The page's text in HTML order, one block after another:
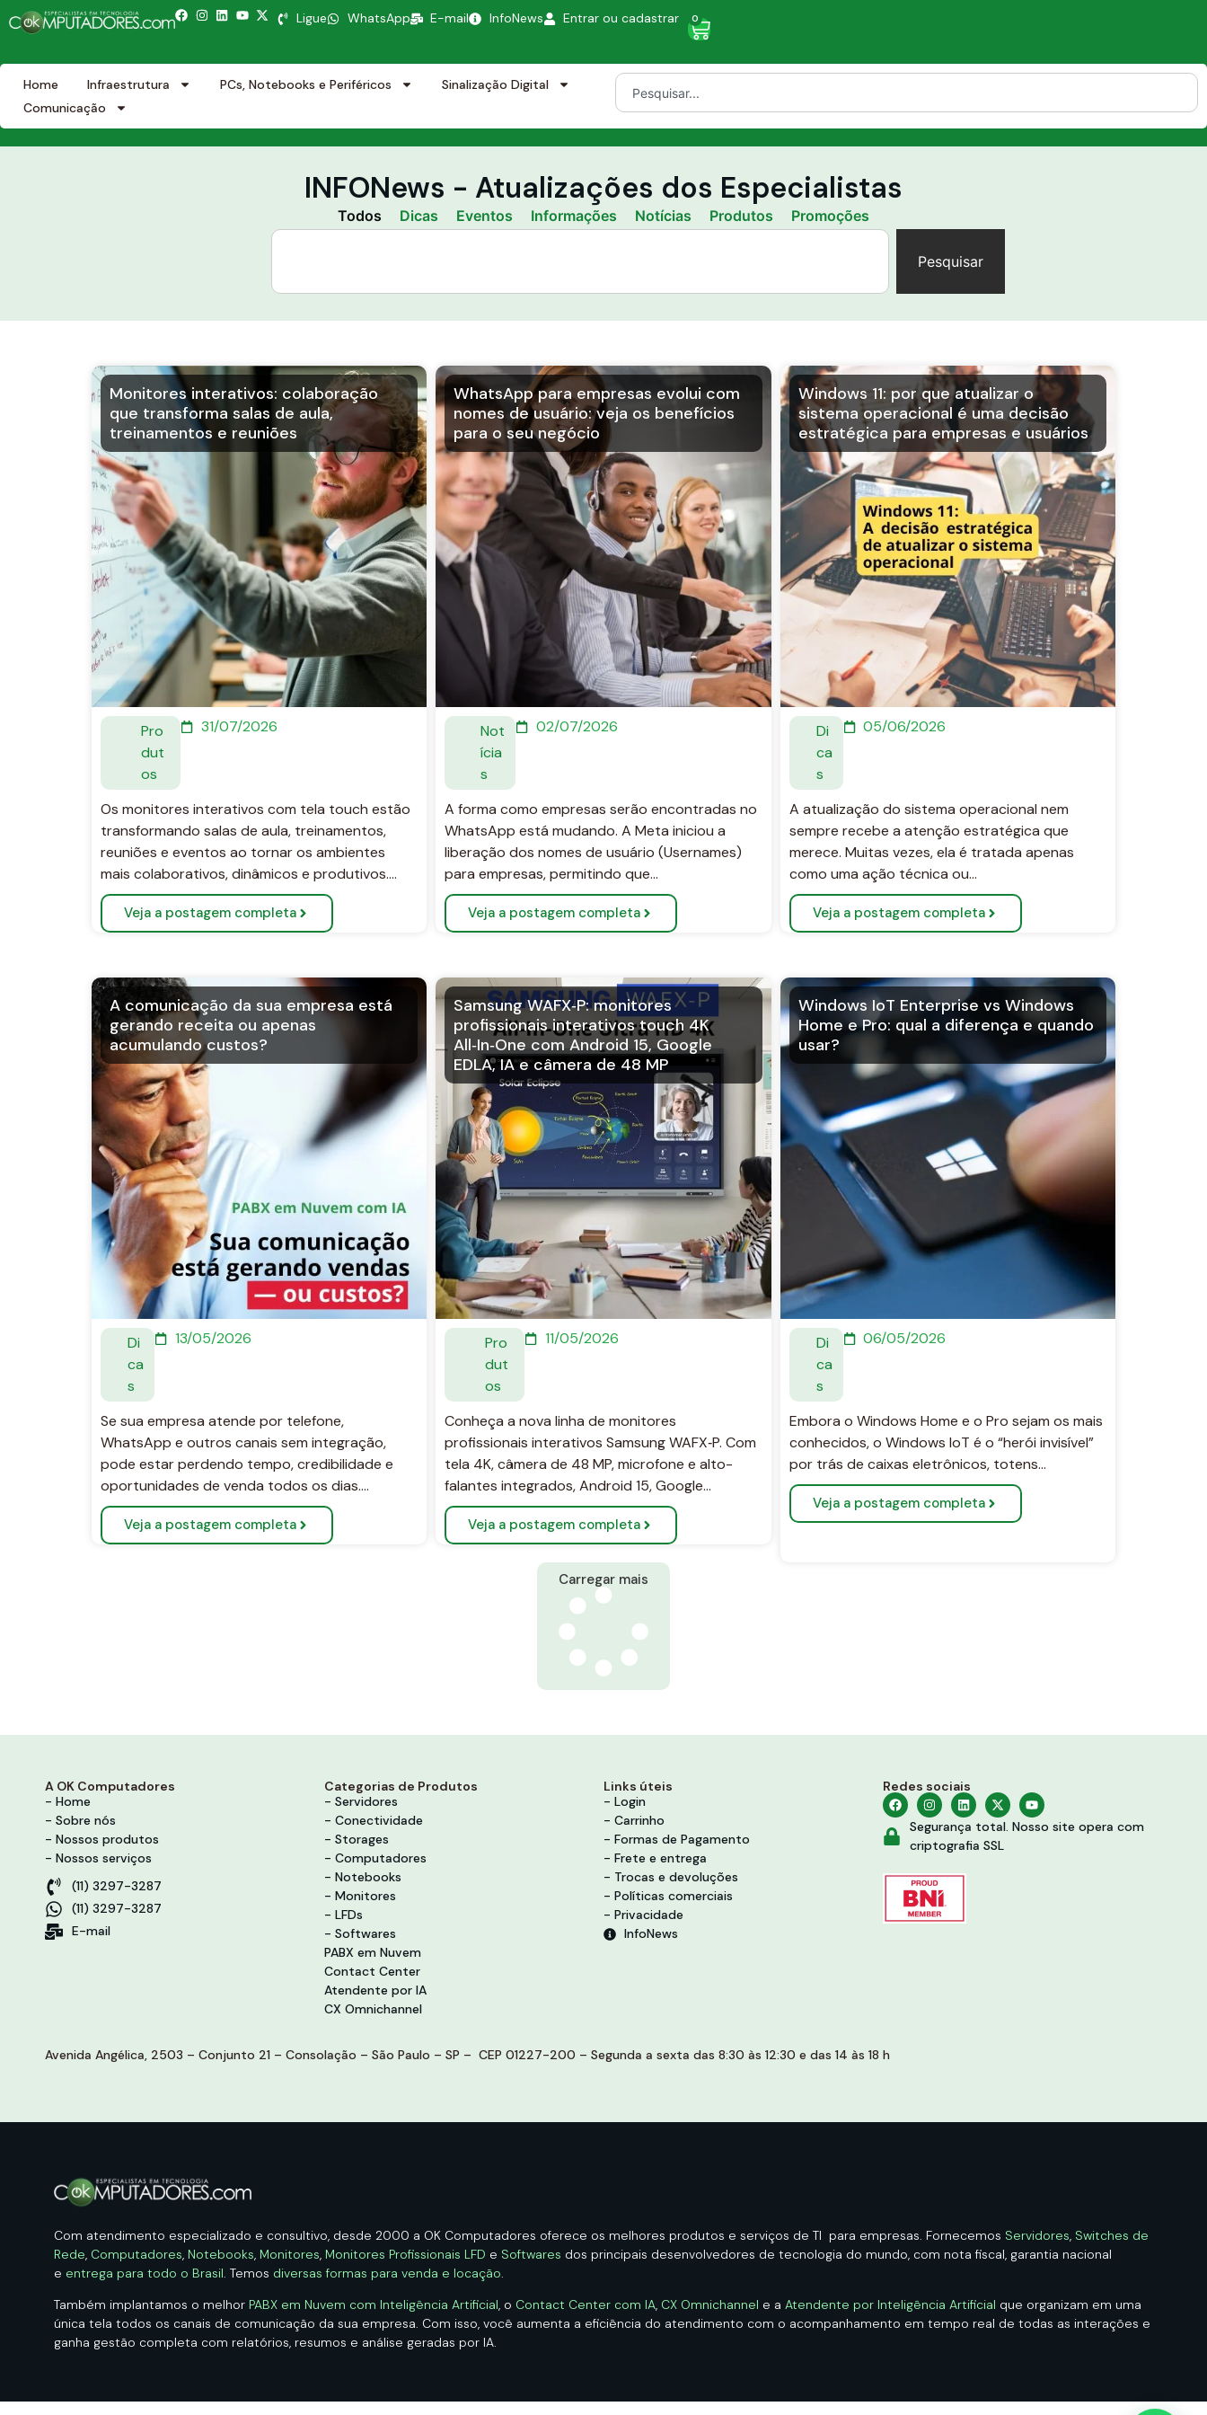
Ligue WhatsApp E-mail InfoNews Entrar ou cadastrar 0
Home Infraestrutura PCs, Notebooks e Periféricos
Sinalização Digital
Comunicação
INFONews - Atualizações dos Especialistas
Dicas Eventos Informações Notícias Produtos Promoções
Todos
Pesquisar
Monitores interativos: colaboração
que transforma salas de aula,
treinamentos e reuniões
Pro
dut
os
31/07/2026
Os monitores interativos com tela touch estão
transformando salas de aula, treinamentos,
reuniões e eventos ao tornar os ambientes
mais colaborativos, dinâmicos e produtivos….
Veja a postagem completa
WhatsApp para empresas evolui com
nomes de usuário: veja os benefícios
para o seu negócio
Not
ícia
s
02/07/2026
A forma como empresas serão encontradas no
WhatsApp está mudando. A Meta iniciou a
liberação dos nomes de usuário (Usernames)
para empresas, permitindo que…
Veja a postagem completa
Windows 11: por que atualizar o
sistema operacional é uma decisão
estratégica para empresas e usuários
Di
ca
s
05/06/2026
A atualização do sistema operacional nem
sempre recebe a atenção estratégica que
merece. Muitas vezes, ela é tratada apenas
como uma ação técnica ou…
Veja a postagem completa
A comunicação da sua empresa está
gerando receita ou apenas
acumulando custos?
Di
ca
s
13/05/2026
Se sua empresa atende por telefone,
WhatsApp e outros canais sem integração,
pode estar perdendo tempo, credibilidade e
oportunidades de venda todos os dias….
Veja a postagem completa
Samsung WAFX‑P: monitores
profissionais interativos touch 4K
All‑In‑One com Android 15, Google
EDLA, IA e câmera de 48 MP
Pro
dut
os
11/05/2026
Conheça a nova linha de monitores
profissionais interativos Samsung WAFX‑P. Com
tela 4K, câmera de 48 MP, microfone e alto-
falantes integrados, Android 15, Google…
Veja a postagem completa
Windows IoT Enterprise vs Windows
Home e Pro: qual a diferença e quando
usar?
Di
ca
s
06/05/2026
Embora o Windows Home e o Pro sejam os mais
conhecidos, o Windows IoT é o “herói invisível”
por trás de caixas eletrônicos, totens…
Veja a postagem completa
Carregar mais
A OK Computadores
- Home
- Sobre nós
- Nossos produtos
- Nossos serviços
(11) 3297-3287
(11) 3297-3287
E-mail
Categorias de Produtos
- Servidores
- Conectividade
- Storages
- Computadores
- Notebooks
- Monitores
- LFDs
- Softwares
PABX em Nuvem
Contact Center
Atendente por IA
CX Omnichannel
Links úteis
- Login
- Carrinho
- Formas de Pagamento
- Frete e entrega
- Trocas e devoluções
- Políticas comerciais
- Privacidade
InfoNews
Redes sociais
Segurança total. Nosso site opera com
criptografia SSL
Avenida Angélica, 2503 – Conjunto 21 – Consolação – São Paulo – SP – CEP 01227-200 – Segunda a sexta das 8:30 às 12:30 e das 14 às 18 h
Com atendimento especializado e consultivo, desde 2000 a OK Computadores oferece os melhores produtos e serviços de TI para empresas. Fornecemos Servidores, Switches de
Rede, Computadores, Notebooks, Monitores, Monitores Profissionais LFD e Softwares dos principais desenvolvedores de tecnologia do mundo, com nota fiscal, garantia nacional
e entrega para todo o Brasil. Temos diversas formas para venda e locação.
Também implantamos o melhor PABX em Nuvem com Inteligência Artificial, o Contact Center com IA, CX Omnichannel e a Atendente por Inteligência Artificial que organizam em uma
única tela todos os canais de comunicação da sua empresa. Com isso, você aumenta a eficiência do atendimento com o acompanhamento em tempo real de todas as interações e
ganha gestão completa com relatórios, resumos e análise geradas por IA.